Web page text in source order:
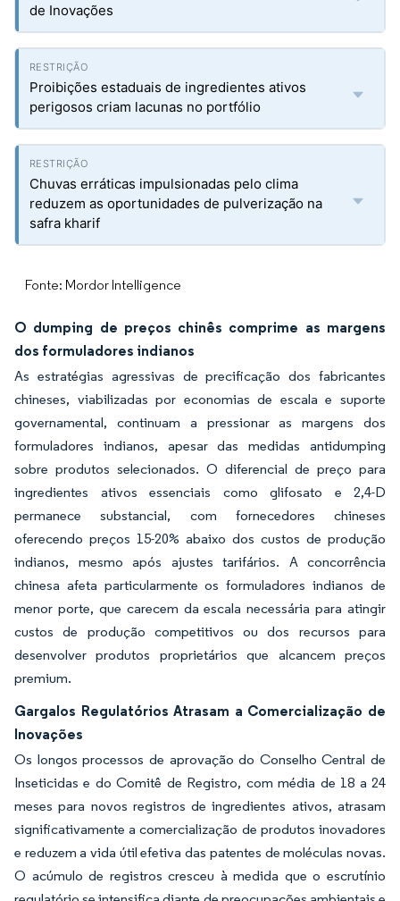
de Inovações
Proibições estaduais de ingredientes ativos
perigosos criam lacunas no portfólio
Chuvas erráticas impulsionadas pelo clima
reduzem as oportunidades de pulverização na
safra kharif
Fonte: Mordor Intelligence
O dumping de preços chinês comprime as margens
dos formuladores indianos
As estratégias agressivas de precificação dos fabricantes
chineses, viabilizadas por economias de escala e suporte
governamental, continuam a pressionar as margens dos
formuladores indianos, apesar das medidas antidumping
sobre produtos selecionados. O diferencial de preço para
ingredientes ativos essenciais como glifosato e 2,4-D
permanece substancial, com fornecedores chineses
oferecendo preços 15-20% abaixo dos custos de produção
indianos, mesmo após ajustes tarifários. A concorrência
chinesa afeta particularmente os formuladores indianos de
menor porte, que carecem da escala necessária para atingir
custos de produção competitivos ou dos recursos para
desenvolver produtos proprietários que alcancem preços
premium.
Gargalos Regulatórios Atrasam a Comercialização de
Inovações
Os longos processos de aprovação do Conselho Central de
Inseticidas e do Comitê de Registro, com média de 18 a 24
meses para novos registros de ingredientes ativos, atrasam
significativamente a comercialização de produtos inovadores
e reduzem a vida útil efetiva das patentes de moléculas novas.
O acúmulo de registros cresceu à medida que o escrutínio